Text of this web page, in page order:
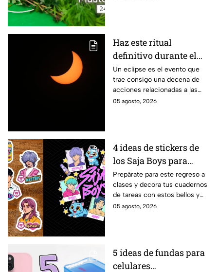
Haz este ritual
definitivo durante el
eclipse de agosto para
encontrar el amor
Un eclipse es el evento que
trae consigo una decena de
acciones relacionadas a las
energías. Por eso se anima a
05 agosto, 2026
4 ideas de stickers de
los Saja Boys para
forrar libretas de tareas
para este regreso a
clases
Prepárate para este regreso a
clases y decora tus cuadernos
de tareas con estos bellos y
divertidos stickers de los Saja
05 agosto, 2026
5 ideas de fundas para
celulares